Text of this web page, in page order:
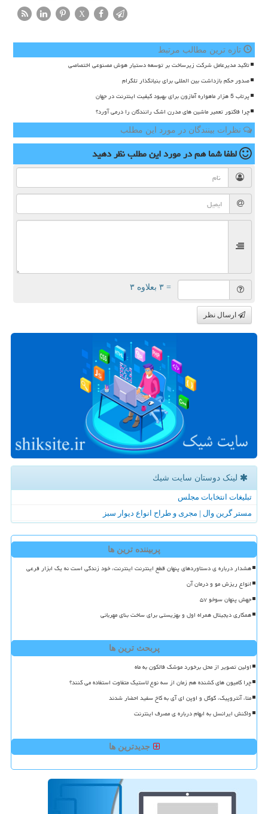
X
تازه ترین مطالب مرتبط
تاکید مدیرعامل شرکت زیرساخت بر توسعه دستیار هوش مصنوعی اختصاصی
صدور حکم بازداشت بین المللی برای بنیانگذار تلگرام
پرتاب 5 هزار ماهواره آمازون برای بهبود کیفیت اینترنت در جهان
چرا فاکتور تعمیر ماشین های مدرن اشک رانندگان را درمی آورد؟
نظرات بینندگان در مورد این مطلب
لطفا شما همدر مورد این مطلبنظر دهید
= ۳ بعلاوه ۳
ارسال نظر
لینک دوستان سایت شیك
تبلیغات انتخابات مجلس
مستر گرین وال | مجری و طراح انواع دیوار سبز
پربیننده ترین ها
هشدار درباره ی دستاوردهای پنهان قطع اینترنت اینترنت، خود زندگی است نه یک ابزار فرعی
انواع ریزش مو و درمان آن
جهش پنهان سوخو ۵۷
همکاری دیجیتال همراه اول و بهزیستی برای ساخت بنای مهربانی
پربحث ترین ها
اولین تصویر از محل برخورد موشک فالکون به ماه
چرا کامیون های کشنده هم زمان از سه نوع لاستیک متفاوت استفاده می کنند؟
متا، آنتروپیک، گوگل و اوپن ای آی به کاخ سفید احضار شدند
واکنش ایرانسل به ابهام درباره ی مصرف اینترنت
جدیدترین ها